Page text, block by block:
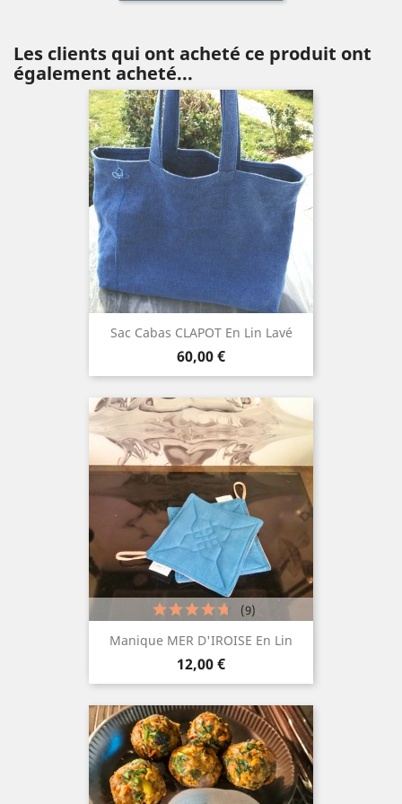
Les clients qui ont acheté ce produit ont
également acheté...
Sac Cabas CLAPOT En Lin Lavé
Prix
60,00 €
Manique MER D'IROISE En Lin
Prix
12,00 €
(9)